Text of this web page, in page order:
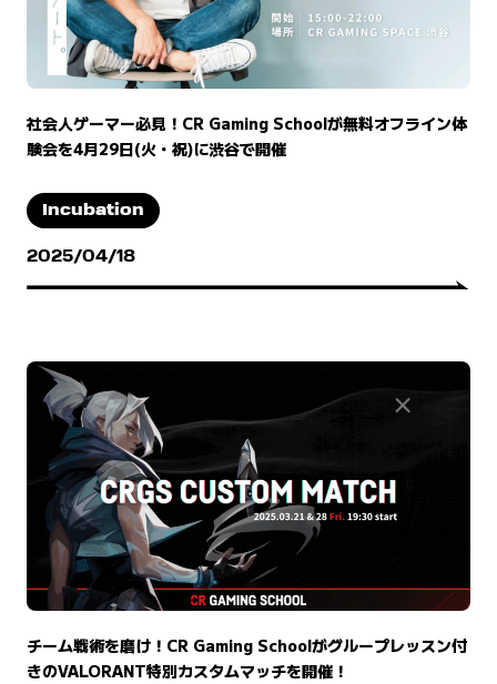
社会人ゲーマー必見！CR Gaming Schoolが無料オフライン体
験会を4月29日(火・祝)に渋谷で開催
Incubation
2025/04/18
チーム戦術を磨け！CR Gaming Schoolがグループレッスン付
きのVALORANT特別カスタムマッチを開催！